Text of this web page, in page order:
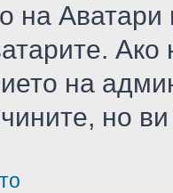
на
на
но